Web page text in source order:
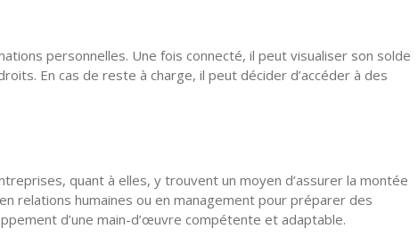
personnelles. Une fois connecté, il peut visualiser son solde
En cas de reste à charge, il peut décider d’accéder à des
quant à elles, y trouvent un moyen d’assurer la montée
relations humaines ou en management pour préparer des
d’une main-d’œuvre compétente et adaptable.